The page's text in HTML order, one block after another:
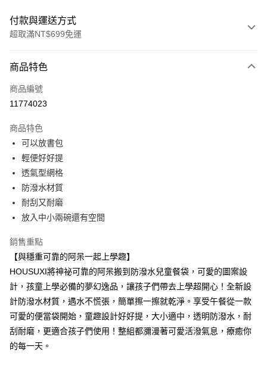
付款與運送方式
超取滿NT$699免運
信用卡一次付款
超商取貨付款
Apple Pay
街口支付
悠遊付
Google Pay
相關說明
【大哥付你分期使用說明】
1.本服務由台灣大哥大提供，台灣大哥大用戶可立即使用無須另外申請。
2.付款方式選擇「大哥付你分期」，訂單成立後會自動跳轉到大哥付的交易
流程，驗證手機門號後，選擇欲分期的期數、繳款截止日，確認付款後即完
成交易。
4.訂單成立30分鐘內，如未前往確認交易或遇審核未通過，訂單將自動取
消。如遇「轉專審核」未通過狀況，表示未達大哥付你分期系統評分，恕無
法說明評估內容。
【繳款方式說明】
【關於「AFTEE先享後付」】
AFTEE先享後付是「在收到商品之後才付款」的支付方式。 讓您購物簡單
便利好安心！
１．簡單：不需註冊會員、不需綁卡、不需儲值。
２．便利：只要手機號碼，簡訊認證，即可結帳。
３．安心：先確認商品／服務後，再付款。
ATM付款
運送方式
全家取貨付款
商品特色
商品編號
11774023
商品特色
可以放書包
輕便好好提
透氣型網格
防潑水材質
耐刮又耐磨
放入中小兩碗還有空間
銷售重點
【與穩重可靠的阿呆一起上學趣】
HOUSUXI將神祕可靠的阿呆搬到防潑水兒童餐袋，可愛的圖案設
計，孩童上學必備的夢幻逸品，讓孩子們帶去上學超開心！全新設
計防潑水材質，遇水不慌張，簡單擦一擦就乾淨。享受午餐從一款
可愛的便當袋開始，童趣設計好好提，大小適中，透明防潑水，耐
刮耐磨，更適合孩子們使用！整組都瀰漫著可愛活潑氣息，療癒你
的每一天。